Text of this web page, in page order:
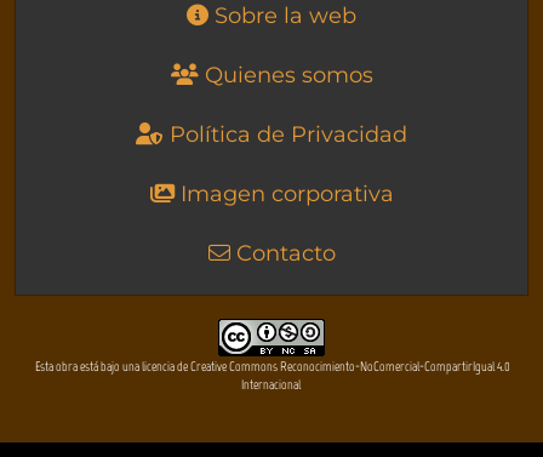
Sobre la web
Quienes somos
Política de Privacidad
Imagen corporativa
Contacto
Esta obra está bajo una licencia de Creative Commons Reconocimiento-NoComercial-CompartirIgual 4.0
Internacional